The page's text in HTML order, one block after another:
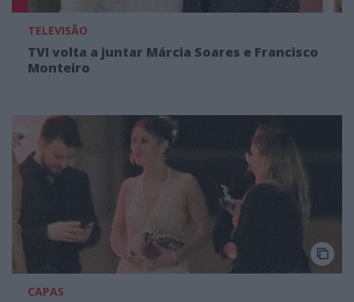
TELEVISÃO
TVI volta a juntar Márcia Soares e Francisco
Monteiro
CAPAS